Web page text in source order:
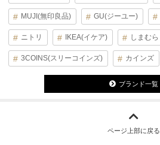
MUJI(無印良品) GU(ジーユー)
ニトリ IKEA(イケア) しまむら
3COINS(スリーコインズ) カインズ
ブランド一覧
ページ上部に戻る